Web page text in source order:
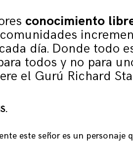
conocimiento
día. Donde todo
todos y no para
el Gurú Richard
este señor es un personaje